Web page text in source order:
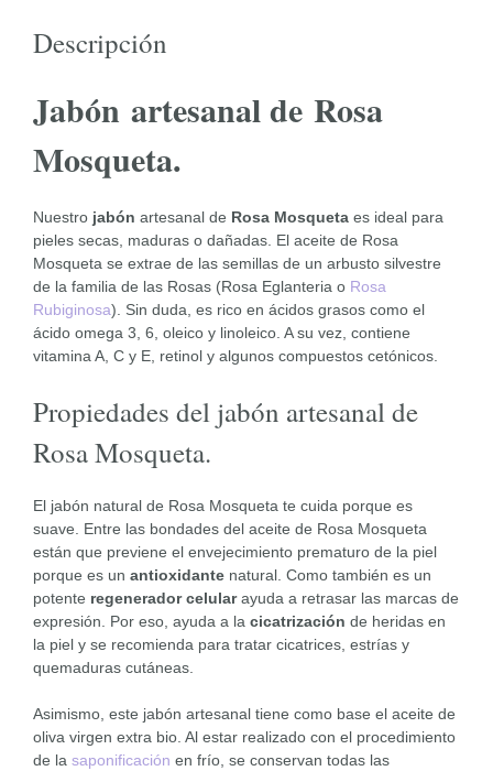
Descripción
Jabón artesanal de Rosa
Mosqueta.
Nuestro jabón artesanal de Rosa Mosqueta es ideal para
pieles secas, maduras o dañadas. El aceite de Rosa
Mosqueta se extrae de las semillas de un arbusto silvestre
de la familia de las Rosas (Rosa Eglanteria o Rosa
Rubiginosa). Sin duda, es rico en ácidos grasos como el
ácido omega 3, 6, oleico y linoleico. A su vez, contiene
vitamina A, C y E, retinol y algunos compuestos cetónicos.
Propiedades del jabón artesanal de
Rosa Mosqueta.
El jabón natural de Rosa Mosqueta te cuida porque es
suave. Entre las bondades del aceite de Rosa Mosqueta
están que previene el envejecimiento prematuro de la piel
porque es un antioxidante natural. Como también es un
potente regenerador celularayuda a retrasar las marcas de
expresión. Por eso, ayuda a la cicatrización de heridas en
la piel y se recomienda para tratar cicatrices, estrías y
quemaduras cutáneas.
Asimismo, este jabón artesanal tiene como base el aceite de
oliva virgen extra bio. Al estar realizado con el procedimiento
de la saponificación en frío, se conservan todas las